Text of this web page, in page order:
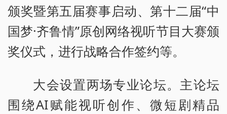
颁奖暨第五届赛事启动、第十二届“中
国梦·齐鲁情”原创网络视听节目大赛颁
奖仪式，进行战略合作签约等。
大会设置两场专业论坛。主论坛
围绕AI赋能视听创作、微短剧精品